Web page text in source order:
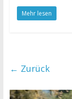
Mehr lesen
← Zurück